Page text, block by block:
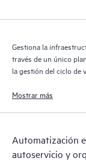
Gestiona la
través de un único
la gestión del ciclo de
uniformidad de la
Mostrar más
Automatización
autoservicio y